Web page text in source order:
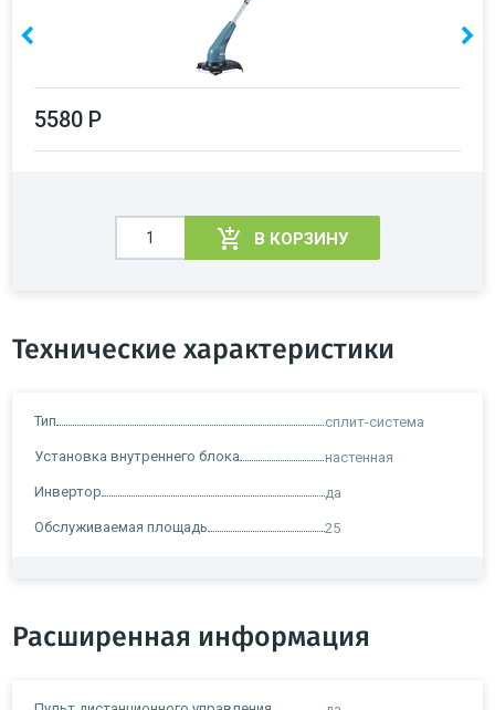
5580 Р
В КОРЗИНУ
Технические характеристики
Тип сплит-система
Установка внутреннего блока настенная
Инвертор да
Обслуживаемая площадь 25
Расширенная информация